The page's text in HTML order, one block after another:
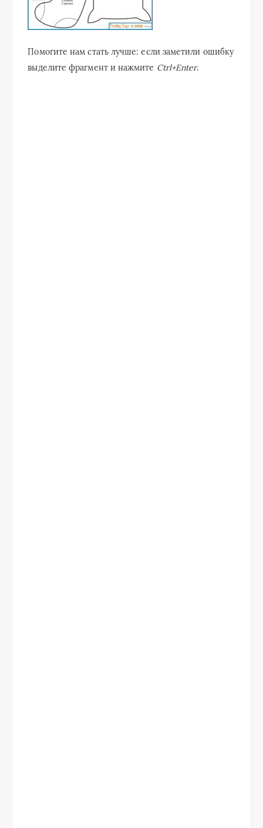
Помогите нам стать лучше: если заметили ошибку
выделите фрагмент и нажмите Ctrl+Enter.